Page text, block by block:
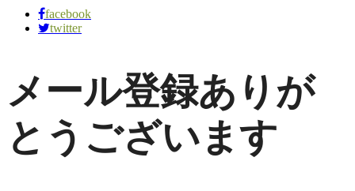
facebook
twitter
メール登録ありが
とうございます